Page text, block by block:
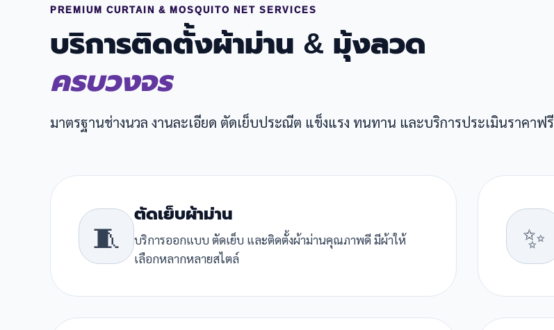
PREMIUM CURTAIN & MOSQUITO NET SERVICES
บริการติดตั้งผ้าม่าน & มุ้งลวด
ครบวงจร
มาตรฐานช่างนวล งานละเอียด ตัดเย็บประณีต แข็งแรง ทนทาน และบริการประเมินราคาฟรี
🧵
ตัดเย็บผ้าม่าน
บริการออกแบบ ตัดเย็บ และติดตั้งผ้าม่านคุณภาพดี มีผ้าให้
เลือกหลากหลายสไตล์
✨